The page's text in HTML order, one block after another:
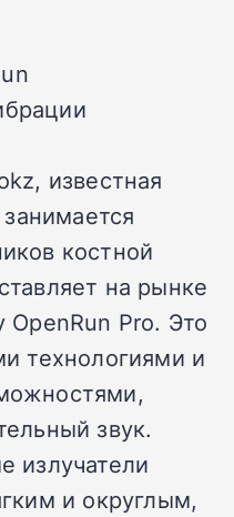
известная
костной
на рынке
OpenRun Pro. Это
технологиями и
звук.
излучатели
и округлым,